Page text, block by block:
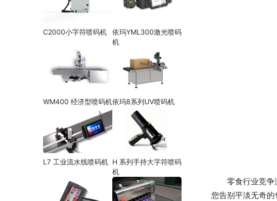
零食行业竞
您告别平淡无奇
C2000小字符喷码机
依玛YML300激光喷码
机
WM400 经济型喷码机依玛8系列UV喷码机
L7 工业流水线喷码机 H 系列手持大字符喷码
机